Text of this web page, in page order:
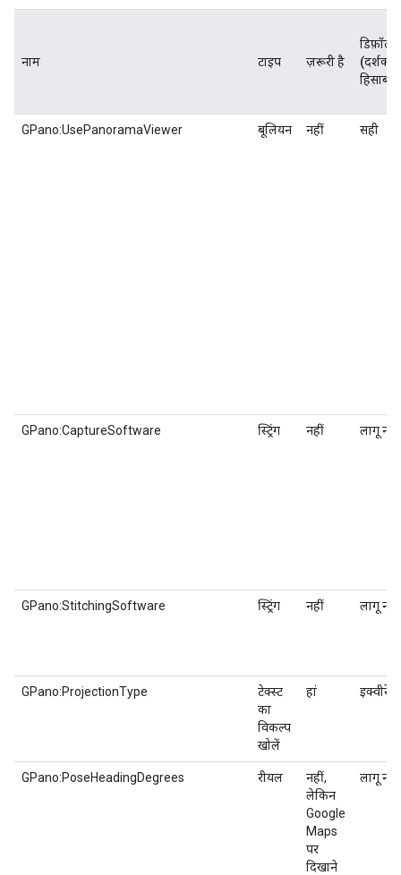
नाम टाइप ज़रूरी है
डिफ़ॉल्ट
(दर्शक
हिसाब
GPano:UsePanoramaViewer बूलियन नहीं सही
GPano:CaptureSoftware स्ट्रिंग नहीं लागू नहीं
GPano:StitchingSoftware स्ट्रिंग नहीं लागू नहीं
GPano:ProjectionType
टेक्स्ट
का
विकल्प
खोलें
हां
GPano:PoseHeadingDegrees रीयल
नहीं,
लेकिन
Google
Maps
पर
दिखाने
लागू नहीं